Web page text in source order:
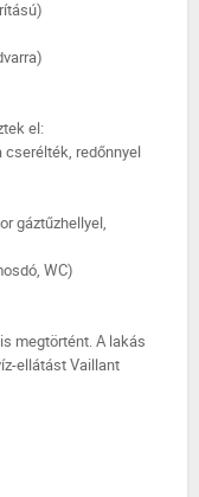
el:
cserélték, redőnnyel
gáztűzhellyel,
WC)
megtörtént. A lakás
ellátást Vaillant